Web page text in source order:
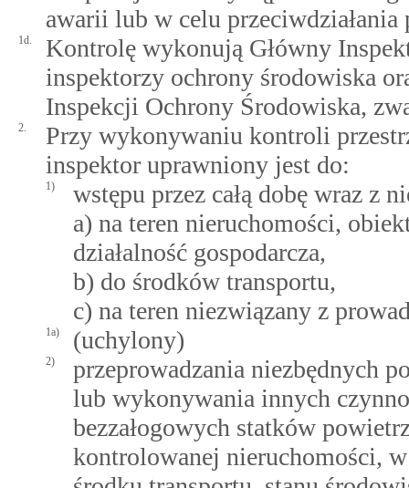
awarii lub w celu
1d.
Kontrolę wykonują Główny
inspektorzy ochrony środowiska
Inspekcji Ochrony Środowiska,
2.
Przy wykonywaniu kontroli
inspektor uprawniony jest do:
1)
wstępu przez całą dobę wraz z
a) na teren nieruchomości,
działalność gospodarcza,
b) do środków transportu,
c) na teren niezwiązany z
1a) (uchylony)
2)
przeprowadzania niezbędnych
lub wykonywania innych
bezzałogowych statków
kontrolowanej nieruchomości,